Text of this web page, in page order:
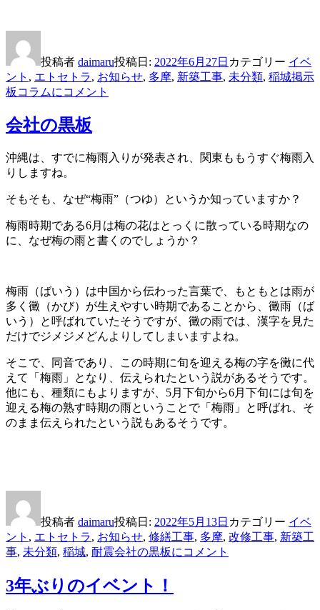
投稿者 daimaru投稿日: 2022年6月27日 カテゴリー イベ
ント , エトセトラ, お知らせ, 多摩, 新築工事, 未分類, 稲城掲示
板コラムに コメント
会社の黒板
沖縄は、すでに梅雨入りが発表され、関東ももうすぐ梅雨入
りしますね。
そもそも、なぜ“梅雨”（つゆ）というか知っていますか？
梅雨時期である6月は梅の花はとっくに散っている時期なの
に、なぜ梅の雨と書くのでしょうか？
梅雨（ばいう）は中国から伝わった言葉で、もともとは雨が
多く黴（かび）が生えやすい時期であることから、黴雨（ば
いう）と呼ばれていたそうですが、黴の雨では、漢字を見た
だけでジメジメどんよりしてしまいますよね。
そこで、同音であり、この時期に旬を迎える梅の字を黴に代
えて「梅雨」となり、伝えられたという説があるそうです。
他にも、種類にもよりますが、5月下旬から6月下旬には旬を
迎える梅の熟す時期の雨ということで「梅雨」と呼ばれ、そ
のまま伝えられたという説もあるそうです。
投稿者 daimaru投稿日: 2022年5月13日 カテゴリー イベ
ント , エトセトラ, お知らせ, 修繕工事, 多摩, 改修工事, 新築工
事, 未分類, 稲城, 耐震会社の黒板に コメント
3年ぶりのイベント！